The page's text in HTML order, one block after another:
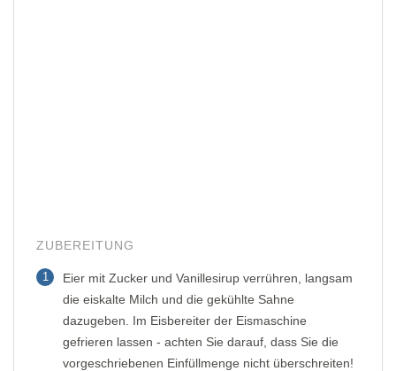
ZUBEREITUNG
1
Eier mit Zucker und Vanillesirup verrühren, langsam
die eiskalte Milch und die gekühlte Sahne
dazugeben. Im Eisbereiter der Eismaschine
gefrieren lassen - achten Sie darauf, dass Sie die
vorgeschriebenen Einfüllmenge nicht überschreiten!